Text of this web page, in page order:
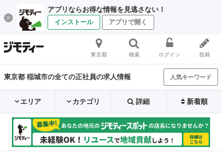
アプリならお得な情報を見逃さない！
インストール アプリで開く
東京都 検索 ログイン 投稿
東京都 稲城市の全ての正社員の求人情報 人気キーワード
エリア カテゴリ 詳細 新着順